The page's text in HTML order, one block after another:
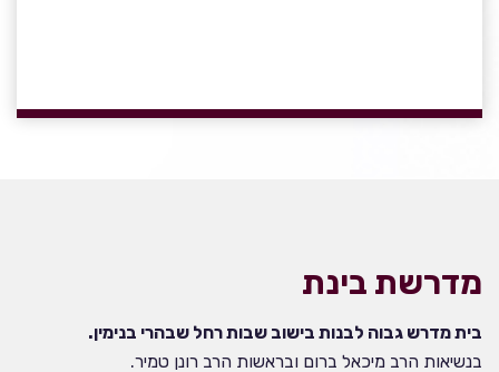
מדרשת בינת
בית מדרש גבוה לבנות בישוב שבות רחל שבהרי בנימין.
בנשיאות הרב מיכאל ברום ובראשות הרב רונן טמיר.